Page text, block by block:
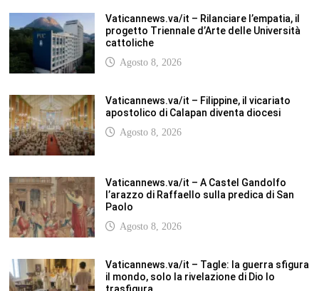
Vaticannews.va/it – Rilanciare l’empatia, il
progetto Triennale d’Arte delle Università
cattoliche
Agosto 8, 2026
Vaticannews.va/it – Filippine, il vicariato
apostolico di Calapan diventa diocesi
Agosto 8, 2026
Vaticannews.va/it – A Castel Gandolfo
l’arazzo di Raffaello sulla predica di San
Paolo
Agosto 8, 2026
Vaticannews.va/it – Tagle: la guerra sfigura
il mondo, solo la rivelazione di Dio lo
trasfigura